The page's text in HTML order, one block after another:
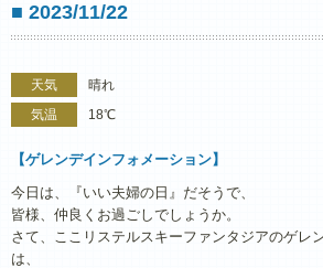
■ 2023/11/22
天気
晴れ
気温
18℃
【ゲレンデインフォメーション】
今日は、『いい夫婦の日』だそうで、
皆様、仲良くお過ごしでしょうか。
さて、ここリステルスキーファンタジアのゲレ
は、